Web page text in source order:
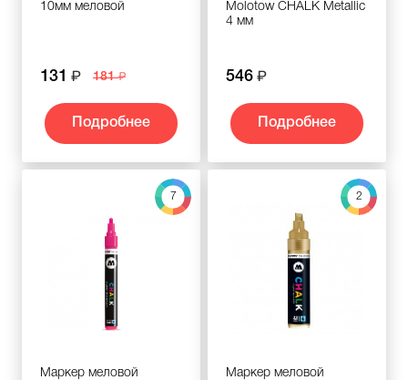
10мм меловой
131 181
Подробнее
Molotow CHALK Metallic
4 мм
546
Подробнее
7
Маркер меловой
2
Маркер меловой